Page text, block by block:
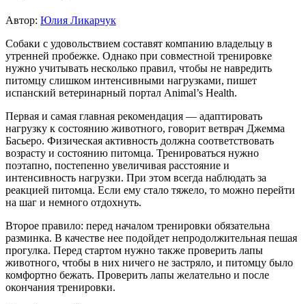
Автор: Юлия Ликарчук
Собаки с удовольствием составят компанию владельцу в
утренней пробежке. Однако при совместной тренировке
нужно учитывать несколько правил, чтобы не навредить
питомцу слишком интенсивными нагрузками, пишет
испанский ветеринарный портал Animal’s Health.
Первая и самая главная рекомендация — адаптировать
нагрузку к состоянию животного, говорит ветврач Джемма
Басьеро. Физическая активность должна соответствовать
возрасту и состоянию питомца. Тренироваться нужно
поэтапно, постепенно увеличивая расстояние и
интенсивность нагрузки. При этом всегда наблюдать за
реакцией питомца. Если ему стало тяжело, то можно перейти
на шаг и немного отдохнуть.
Второе правило: перед началом тренировки обязательна
разминка. В качестве нее подойдет непродолжительная пешая
прогулка. Перед стартом нужно также проверить лапы
животного, чтобы в них ничего не застряло, и питомцу было
комфортно бежать. Проверить лапы желательно и после
окончания тренировки.